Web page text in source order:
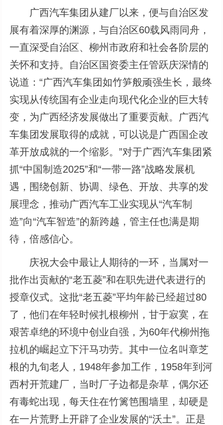
广西汽车集团从建厂以来，便与自治区发
展有着深厚的渊源，与自治区60载风雨同舟，
一直深受自治区、柳州市政府和社会各阶层的
关怀和支持。自治区国资委主任管跃庆深情的
说道：“广西汽车集团如竹笋般顽强生长，最终
实现从传统国有企业走向现代化企业的巨大转
变，为广西经济发展做出了重要贡献。广西汽
车集团发展取得的成就，可以说是广西国企改
革开放成就的一个缩影。”对于广西汽车集团紧
抓“中国制造2025”和“一带一路”战略发展机
遇，围绕创新、协调、绿色、开放、共享的发
展理念，推动广西汽车工业实现从“汽车制
造”向“汽车智造”的新跨越，管主任也满是期
待，倍感信心。
庆祝大会中最让人期待的一环，当属对一
批作出贡献的“老五菱”和在职先进代表进行的
授章仪式。这批“老五菱”平均年龄已经超过80
了，他们在年轻时候扎根柳州，甘于寂寞，在
艰苦卓绝的环境中创业自强，为60年代柳州拖
拉机的崛起立下汗马功劳。其中一位名叫章芝
根的九旬老人，1948年参加工作，1958年到河
西村开荒建厂，当时厂子边都是杂草，偶尔还
有毒蛇出现，每天住在竹篱笆围墙里，却硬是
在一片荒野上开辟了企业发展的“沃土”。正是